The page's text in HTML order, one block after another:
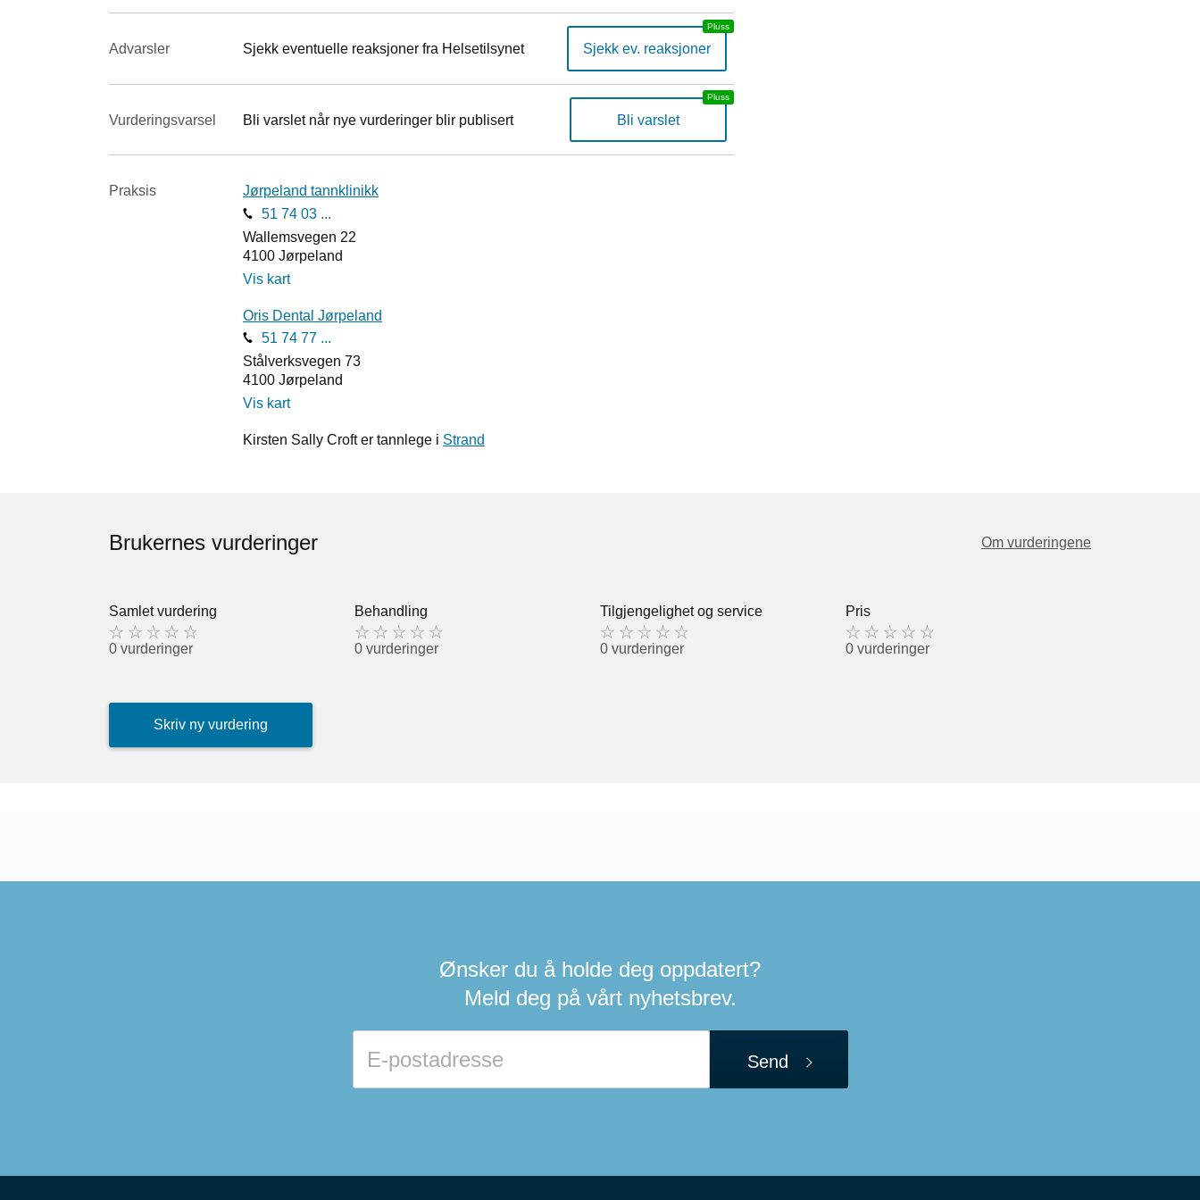
Advarsler Sjekk eventuelle reaksjoner fra Helsetilsynet Sjekk ev. reaksjoner
Vurderings­varsel Bli varslet når nye vurderinger blir publisert Bli varslet
Praksis
Jørpeland tannklinikk
51 74 03 ...
Wallemsvegen 22
4100 Jørpeland
Vis kart
Oris Dental Jørpeland
51 74 77 ...
Stålverksvegen 73
4100 Jørpeland
Vis kart
Kirsten Sally Croft er tannlege i Strand
Brukernes vurderinger Om vurderingene
Samlet vurdering
0 vurderinger
Behandling
0 vurderinger
Tilgjengelighet og service
0 vurderinger
Pris
0 vurderinger
Skriv ny vurdering
Ønsker du å holde deg oppdatert?
Meld deg på vårt nyhetsbrev.
Send